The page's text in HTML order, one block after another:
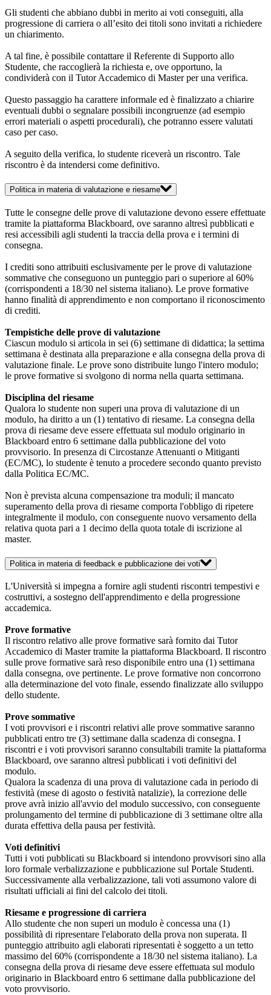
Gli studenti che abbiano dubbi in merito ai voti conseguiti, alla
progressione di carriera o all’esito dei titoli sono invitati a richiedere
un chiarimento.
A tal fine, è possibile contattare il Referente di Supporto allo
Studente, che raccoglierà la richiesta e, ove opportuno, la
condividerà con il Tutor Accademico di Master per una verifica.
Questo passaggio ha carattere informale ed è finalizzato a chiarire
eventuali dubbi o segnalare possibili incongruenze (ad esempio
errori materiali o aspetti procedurali), che potranno essere valutati
caso per caso.
A seguito della verifica, lo studente riceverà un riscontro. Tale
riscontro è da intendersi come definitivo.
Politica in materia di valutazione e riesame
Tutte le consegne delle prove di valutazione devono essere effettuate
tramite la piattaforma Blackboard, ove saranno altresì pubblicati e
resi accessibili agli studenti la traccia della prova e i termini di
consegna.
I crediti sono attribuiti esclusivamente per le prove di valutazione
sommative che conseguono un punteggio pari o superiore al 60%
(corrispondenti a 18/30 nel sistema italiano). Le prove formative
hanno finalità di apprendimento e non comportano il riconoscimento
di crediti.
Tempistiche delle prove di valutazione
Ciascun modulo si articola in sei (6) settimane di didattica; la settima
settimana è destinata alla preparazione e alla consegna della prova di
valutazione finale. Le prove sono distribuite lungo l'intero modulo;
le prove formative si svolgono di norma nella quarta settimana.
Disciplina del riesame
Qualora lo studente non superi una prova di valutazione di un
modulo, ha diritto a un (1) tentativo di riesame. La consegna della
prova di riesame deve essere effettuata sul modulo originario in
Blackboard entro 6 settimane dalla pubblicazione del voto
provvisorio. In presenza di Circostanze Attenuanti o Mitiganti
(EC/MC), lo studente è tenuto a procedere secondo quanto previsto
dalla Politica EC/MC.
Non è prevista alcuna compensazione tra moduli; il mancato
superamento della prova di riesame comporta l'obbligo di ripetere
integralmente il modulo, con conseguente nuovo versamento della
relativa quota pari a 1 decimo della quota totale di iscrizione al
master.
Politica in materia di feedback e pubblicazione dei voti
L'Università si impegna a fornire agli studenti riscontri tempestivi e
costruttivi, a sostegno dell'apprendimento e della progressione
accademica.
Prove formative
Il riscontro relativo alle prove formative sarà fornito dai Tutor
Accademico di Master tramite la piattaforma Blackboard. Il riscontro
sulle prove formative sarà reso disponibile entro una (1) settimana
dalla consegna, ove pertinente. Le prove formative non concorrono
alla determinazione del voto finale, essendo finalizzate allo sviluppo
dello studente.
Prove sommative
I voti provvisori e i riscontri relativi alle prove sommative saranno
pubblicati entro tre (3) settimane dalla scadenza di consegna. I
riscontri e i voti provvisori saranno consultabili tramite la piattaforma
Blackboard, ove saranno altresì pubblicati i voti definitivi del
modulo.
Qualora la scadenza di una prova di valutazione cada in periodo di
festività (mese di agosto o festività natalizie), la correzione delle
prove avrà inizio all'avvio del modulo successivo, con conseguente
prolungamento del termine di pubblicazione di 3 settimane oltre alla
durata effettiva della pausa per festività.
Voti definitivi
Tutti i voti pubblicati su Blackboard si intendono provvisori sino alla
loro formale verbalizzazione e pubblicazione sul Portale Studenti.
Successivamente alla verbalizzazione, tali voti assumono valore di
risultati ufficiali ai fini del calcolo dei titoli.
Riesame e progressione di carriera
Allo studente che non superi un modulo è concessa una (1)
possibilità di ripresentare l'elaborato della prova non superata. Il
punteggio attribuito agli elaborati ripresentati è soggetto a un tetto
massimo del 60% (corrispondente a 18/30 nel sistema italiano). La
consegna della prova di riesame deve essere effettuata sul modulo
originario in Blackboard entro 6 settimane dalla pubblicazione del
voto provvisorio.